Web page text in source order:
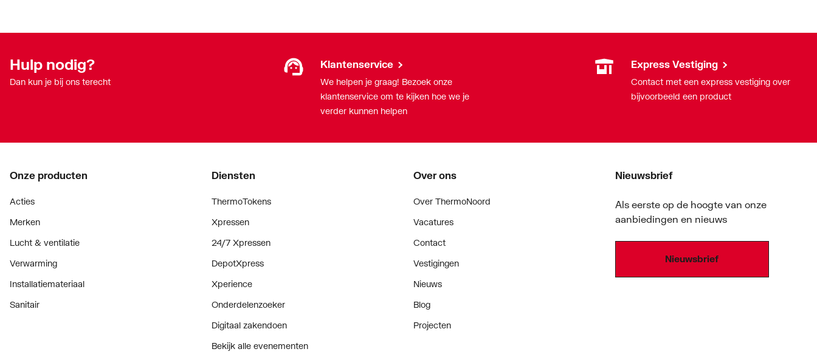
Hulp nodig?
Dan kun je bij ons terecht
Klantenservice
We helpen je graag! Bezoek onze
klantenservice om te kijken hoe we je
verder kunnen helpen
Express Vestiging
Contact met een express vestiging over
bijvoorbeeld een product
Onze producten
Acties
Merken
Lucht & ventilatie
Verwarming
Installatiemateriaal
Sanitair
Diensten
ThermoTokens
Xpressen
24/7 Xpressen
DepotXpress
Xperience
Onderdelenzoeker
Digitaal zakendoen
Bekijk alle evenementen
Over ons
Over ThermoNoord
Vacatures
Contact
Vestigingen
Nieuws
Blog
Projecten
Nieuwsbrief
Als eerste op de hoogte van onze
aanbiedingen en nieuws
Nieuwsbrief